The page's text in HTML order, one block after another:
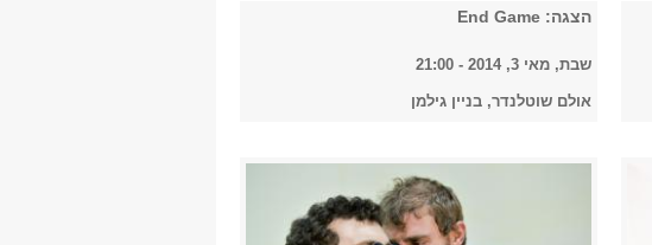
הצגה: End Game
שבת, מאי 3, 2014 - 21:00
אולם שוטלנדר, בניין גילמן